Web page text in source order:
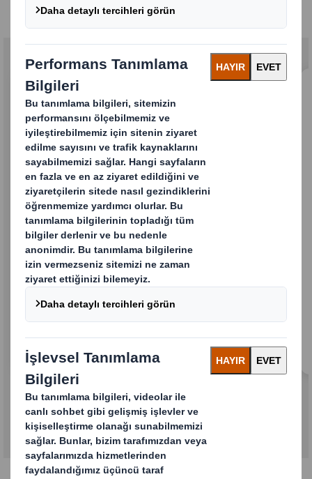
Çözümlerimiz
Rafa Hazır Ambalaj
Perakendeye Hazır Ambalaj ve Rafa Hazır
Ambalaj ile görünürlük, verimlilik ve satış için
öne çıkan çözümler.